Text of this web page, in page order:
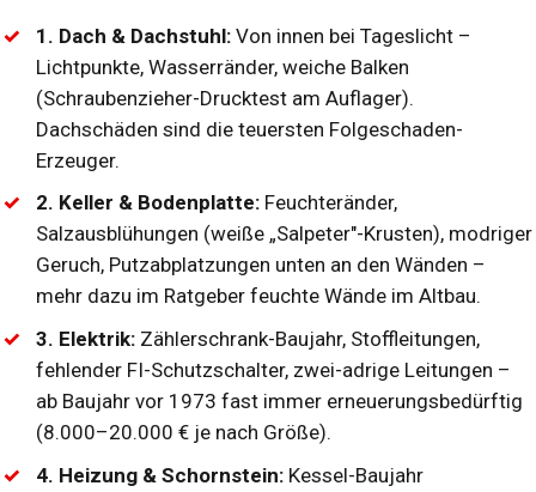
1. Dach & Dachstuhl:Von innen bei Tageslicht –
Lichtpunkte, Wasserränder, weiche Balken
(Schraubenzieher-Drucktest am Auflager).
Dachschäden sind die teuersten Folgeschaden-
Erzeuger.
2. Keller & Bodenplatte:Feuchteränder,
Salzausblühungen (weiße „Salpeter"-Krusten), modriger
Geruch, Putzabplatzungen unten an den Wänden –
mehr dazu im Ratgeber feuchte Wände im Altbau.
3. Elektrik:Zählerschrank-Baujahr, Stoffleitungen,
fehlender FI-Schutzschalter, zwei-adrige Leitungen –
ab Baujahr vor 1973 fast immer erneuerungsbedürftig
(8.000–20.000 € je nach Größe).
4. Heizung & Schornstein:Kessel-Baujahr